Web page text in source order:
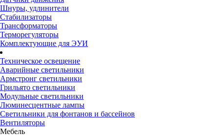
Шнуры, удлинители
Стабилизаторы
Трансформаторы
Терморегуляторы
Комплектующие для ЭУИ
Техническое освещение
Аварийные светильники
Армстронг светильники
Грильято светильники
Модульные светильники
Люминесцентные лампы
Светильники для фонтанов и бассейнов
Вентиляторы
Мебель